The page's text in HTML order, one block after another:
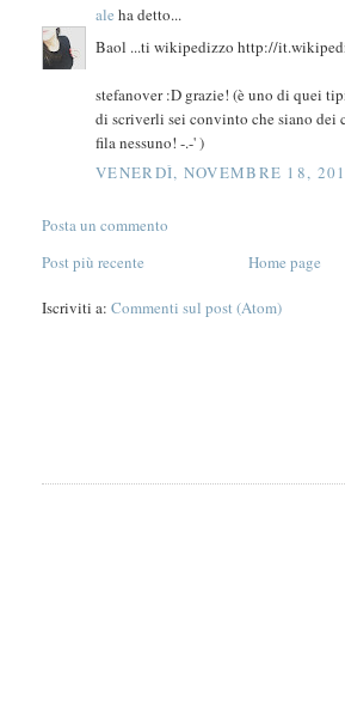
ale ha detto...
Baol ...ti wikipedizzo http://
stefanover :D grazie! (è uno di quei
di scriverli sei convinto che siano dei
fila nessuno! -.-' )
VENERDÌ, NOVEMBRE 18,
Posta un commento
Post più recente
Home page
Iscriviti a: Commenti sul post (Atom)